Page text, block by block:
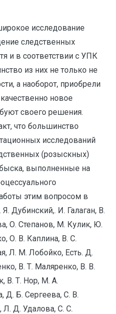
исследование
следственных
и в соответствии с УПК
из них не только не
а наоборот, приобрели
новое
своего решения.
что большинство
исследований
(розыскных)
выполненные на
этим вопросом в
Дубинский,. И. Галаган, В.
О. Степанов, М. Кулик, Ю.
О. В. Каплина, В. С.
Л. М. Лобойко, Есть. Д.
В. Т. Маляренко, В. В.
В. Т. Нор, М. А.
Д. Б. Сергеева, С. В.
Д. Удалова, С. С.